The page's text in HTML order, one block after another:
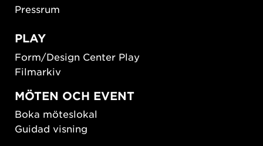
Pressrum
PLAY
Form/Design Center Play
Filmarkiv
MÖTEN OCH EVENT
Boka möteslokal
Guidad visning